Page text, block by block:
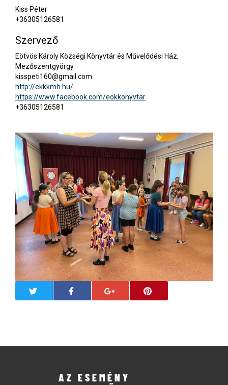
Kiss Péter
+36305126581
Szervező
Eötvös Károly Községi Könyvtár és Művelődési Ház,
Mezőszentgyörgy
kisspeti160@gmail.com
http://ekkkmh.hu/
https://www.facebook.com/eokkonyvtar
+36305126581
AZ ESEMÉNY